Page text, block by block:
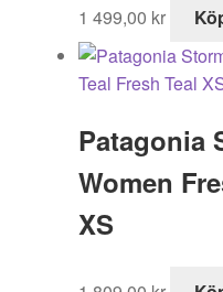
1 499,00 kr
Patagonia
Women
XS